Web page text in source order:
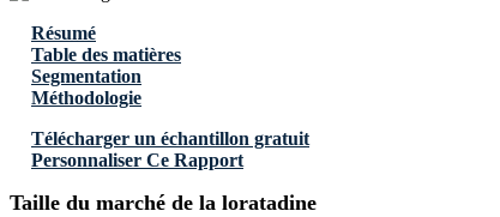
Résumé
Table des matières
Segmentation
Méthodologie
Télécharger un échantillon gratuit
Personnaliser Ce Rapport
Taille du marché de la loratadine